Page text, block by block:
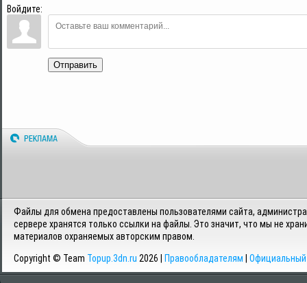
Войдите:
Отправить
Файлы для обмена предоставлены пользователями сайта,
сервере хранятся только ссылки на файлы. Это значит, что мы не
материалов охраняемых авторским правом.
Copyright © Team Topup.3dn.ru 2026 | Правообладателям Официальный